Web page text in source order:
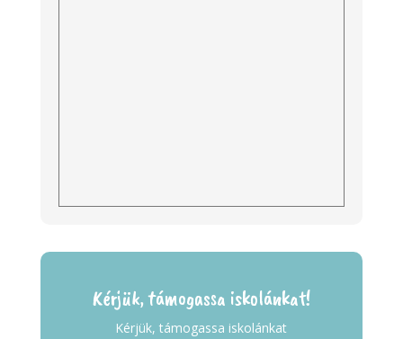
Kérjük, támogassa iskolánkat!
Kérjük, támogassa iskolánkat